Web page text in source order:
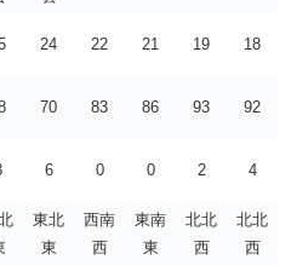
24 22 21 19 18
70 83 86 93 92
6 0 0 2 4
東北
東
西南
西
東南
東
北北
西
北北
西